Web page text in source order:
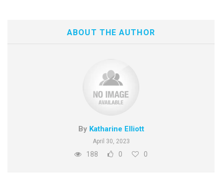
ABOUT THE AUTHOR
By Katharine Elliott
April 30, 2023
188 0 0